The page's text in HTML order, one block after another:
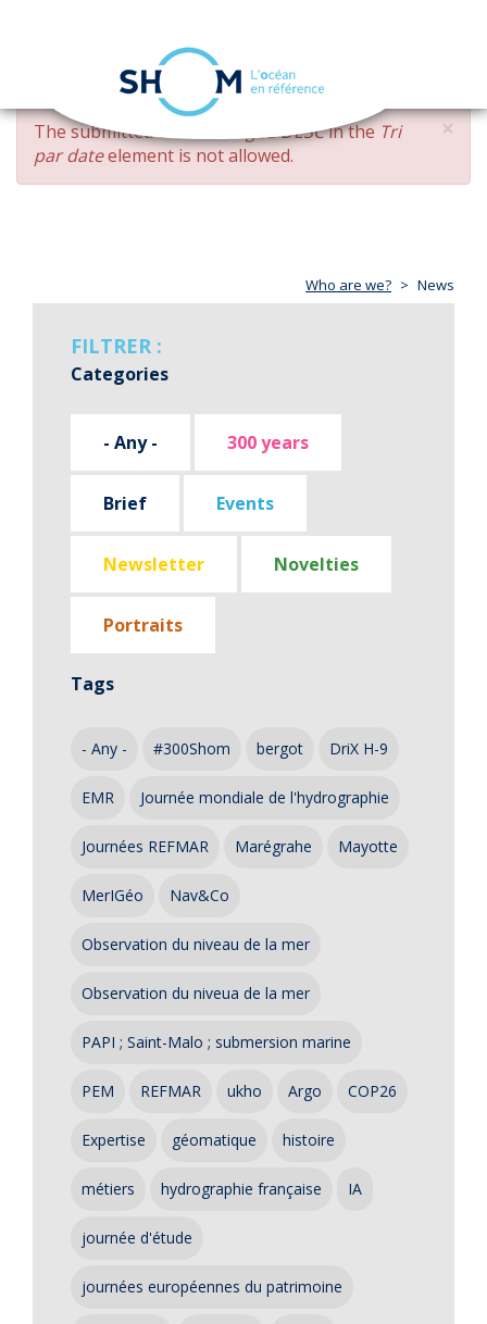
Skip
main
content
navigation
×
ERROR
MESSAGE
The submitted value changed DESCin the Tri
par dateelement is not allowed.
Who are we? News
FILTRER :
Categories
- Any - 300 years
Brief Events
Newsletter Novelties
Portraits
Tags
- Any - #300Shom bergot DriX H-9
EMR Journée mondiale de l'hydrographie
Journées REFMAR Marégrahe Mayotte
MerIGéo Nav&Co
Observation du niveau de la mer
Observation du niveua de la mer
PAPI ; Saint-Malo ; submersion marine
PEM REFMAR ukho Argo COP26
Expertise géomatique histoire
métiers hydrographie française IA
journée d'étude
journées européennes du patrimoine